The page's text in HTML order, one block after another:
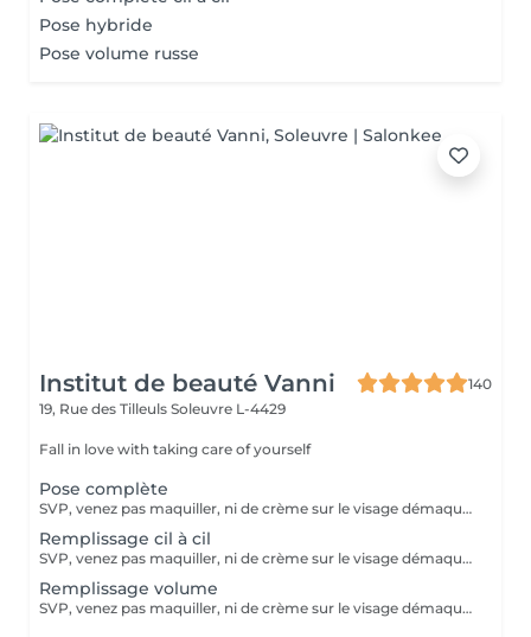
Pose hybride
Pose volume russe
Institut de beauté Vanni
140
19, Rue des Tilleuls Soleuvre L-4429
Fall in love with taking care of yourself
Pose complète
SVP, venez pas maquiller, ni de crème sur le visage démaquillage sans huile svp :) étudiants -10€ avec une carte étudiant
Remplissage cil à cil
SVP, venez pas maquiller, ni de crème sur le visage démaquillage sans huile svp :)
Remplissage volume
SVP, venez pas maquiller, ni de crème sur le visage démaquillage sans huile svp :)